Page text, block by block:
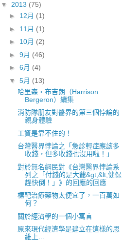
▼ 2013 (75)
► 12月 (1)
► 11月 (1)
► 10月 (2)
► 9月 (46)
► 6月 (4)
▼ 5月 (13)
哈里森‧布吉朗（Harrison
Bergeron）續集
消防隊朋友對醫界的第三個悖論的
親身體驗
工資是靠不住的！
台灣醫界悖論之「急診輕症應該多
收錢，但多收錢也沒用啦！」
對於無名網民對《台灣醫界悖論系
列之「付錢的是大爺&gt;&lt;健保
趕快倒！」》的回應的回應
標靶治療藥物太便宜了，一百萬如
何？
關於經濟學的一個小寓言
原來現代經濟學是建立在這樣的思
維上...